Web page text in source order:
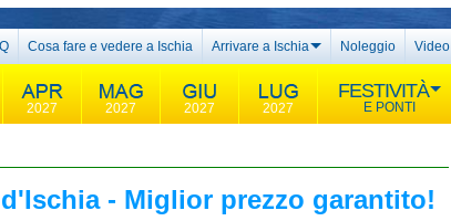
Cosa fare e vedere a Ischia Arrivare a Ischia Noleggio Video
2027 2027 2027 2027
FESTIVITÀ
E PONTI
- Miglior prezzo garantito!